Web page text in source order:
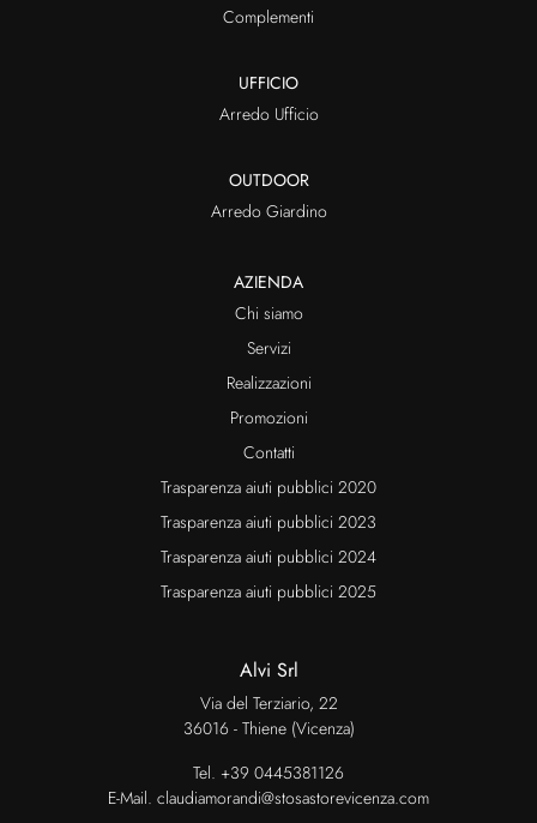
Complementi
UFFICIO
Arredo Ufficio
OUTDOOR
Arredo Giardino
AZIENDA
Chi siamo
Servizi
Realizzazioni
Promozioni
Contatti
Trasparenza aiuti pubblici 2020
Trasparenza aiuti pubblici 2023
Trasparenza aiuti pubblici 2024
Trasparenza aiuti pubblici 2025
Alvi Srl
Via del Terziario, 22
36016 - Thiene (Vicenza)
Tel. +39 0445381126
E-Mail. claudiamorandi@stosastorevicenza.com